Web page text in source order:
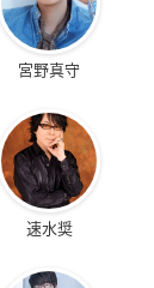
宮野真守
速水奨